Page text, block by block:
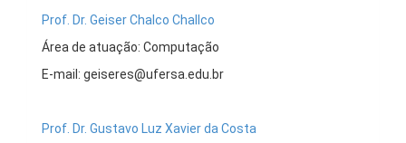
Prof. Dr. Geiser Chalco Challco
Área de atuação: Computação
E-mail: geiseres@ufersa.edu.br
Prof. Dr. Gustavo Luz Xavier da Costa